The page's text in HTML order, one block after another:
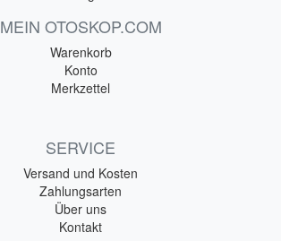
MEIN OTOSKOP.COM
Warenkorb
Konto
Merkzettel
SERVICE
Versand und Kosten
Zahlungsarten
Über uns
Kontakt